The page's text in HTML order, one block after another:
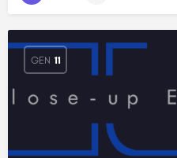
GEN 11